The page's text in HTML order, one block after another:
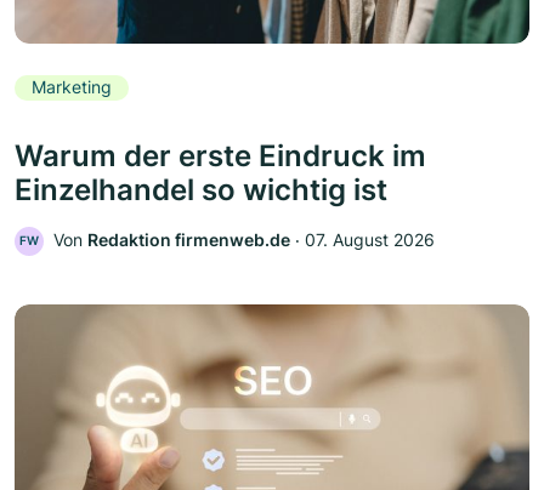
Marketing
Warum der erste Eindruck im
Einzelhandel so wichtig ist
FW Von Redaktion firmenweb.de ‧ 07. August 2026